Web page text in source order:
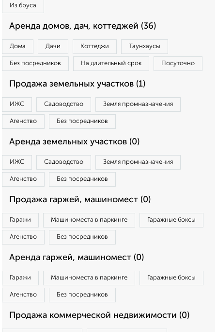
Из бруса
Аренда домов, дач, коттеджей (36)
Дома Дачи Коттеджи Таунхаусы
Без посредников На длительный срок Посуточно
Продажа земельных участков (1)
ИЖС Садоводство Земля промназначения
Агенство Без посредников
Аренда земельных участков (0)
ИЖС Садоводство Земля промназначения
Агенство Без посредников
Продажа гаржей, машиномест (0)
Гаражи Машиноместа в паркинге Гаражные боксы
Агенство Без посредников
Аренда гаржей, машиномест (0)
Гаражи Машиноместа в паркинге Гаражные боксы
Агенство Без посредников
Продажа коммерческой недвижимости (0)